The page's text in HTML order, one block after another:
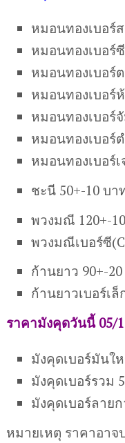
หมอนทองเบอร์
หมอนทองเบอร์
หมอนทองเบอร์
หมอนทองเบอร์
หมอนทองเบอร์
หมอนทองเบอร์
หมอนทองเบอร์
ชะนี 50+-10 บา
พวงมณี 120+-
พวงมณีเบอร์ซี
ก้านยาว 90+-
ก้านยาวเบอร์เ
ราคามังคุดวันนี้ 05/
มังคุดเบอร์มันใ
มังคุดเบอร์รวม
มังคุดเบอร์ลาย
หมายเหตุ ราคาอา